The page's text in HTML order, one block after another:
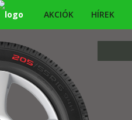
AKCIÓK HÍREK